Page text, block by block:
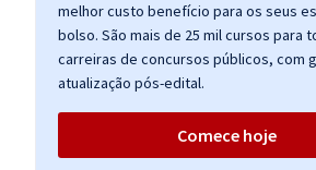
melhor custo benefício para os seus
bolso. São mais de 25 mil cursos para
carreiras de concursos públicos, com
atualização pós-edital.
Comece hoje